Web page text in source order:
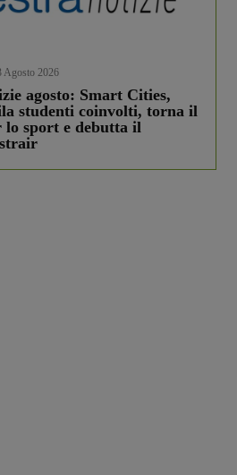
Agosto 2026
agosto: Smart Cities,
studenti coinvolti, torna il
lo sport e debutta il